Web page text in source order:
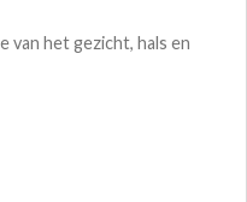
van het gezicht, hals en